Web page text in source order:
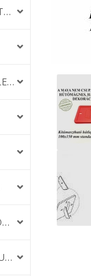
GÉPÉSZET-PÉBÉ-gáz - KÉSZLETEK
TÖMÍTŐ TÁBLA - SZIGETELŐ LEMEZ
TEHER-ERŐGÉP-MOZDONY TÖMÍTÉS
MOTORKERÉKPÁR-GOKART-QUAD-CSÓNAKMOTOR TÖMÍTÉS